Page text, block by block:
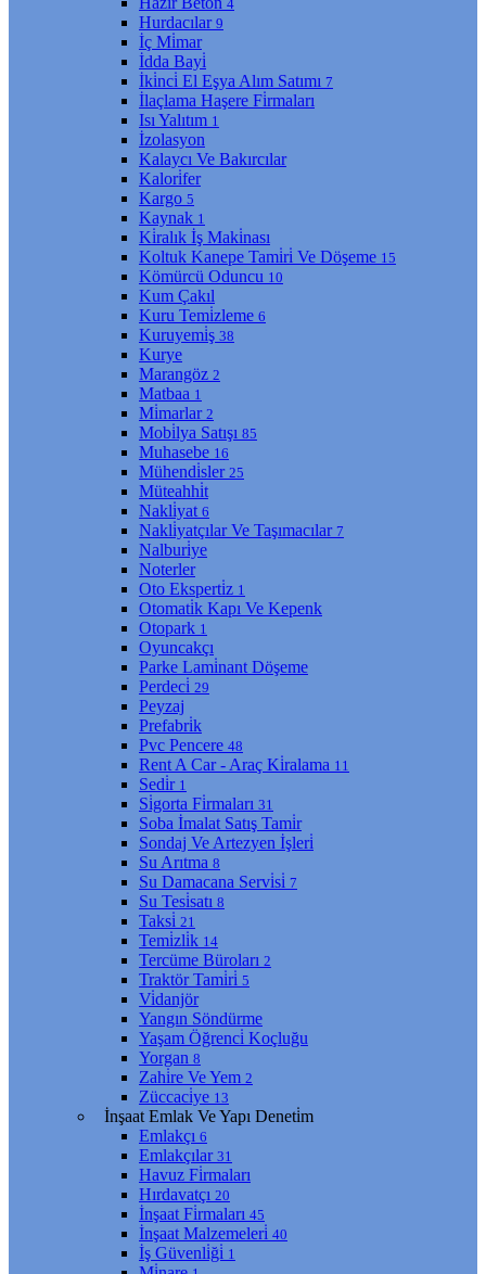
4
Hurdacılar 9
İç Mi̇mar
İdda Bayi̇
İki̇nci̇ El Eşya Alım Satımı 7
İlaçlama Haşere Fi̇rmaları
Isı Yalıtım 1
İzolasyon
Kalaycı Ve Bakırcılar
Kalori̇fer
Kargo 5
Kaynak 1
Ki̇ralık İş Maki̇nası
Koltuk Kanepe Tami̇ri̇ Ve Döşeme 15
Kömürcü Oduncu 10
Kum Çakıl
Kuru Temi̇zleme 6
Kuruyemi̇ş 38
Kurye
Marangöz 2
Matbaa 1
Mi̇marlar 2
Mobi̇lya Satışı 85
Muhasebe 16
Mühendi̇sler 25
Müteahhi̇t
Nakli̇yat 6
Nakli̇yatçılar Ve Taşımacılar 7
Nalburi̇ye
Noterler
Oto Eksperti̇z 1
Otomati̇k Kapı Ve Kepenk
Otopark 1
Oyuncakçı
Parke Lami̇nant Döşeme
Perdeci̇ 29
Peyzaj
Prefabri̇k
Pvc Pencere 48
Rent A Car - Araç Ki̇ralama 11
Sedi̇r 1
Si̇gorta Fi̇rmaları 31
Soba İmalat Satış Tami̇r
Sondaj Ve Artezyen İşleri̇
Su Arıtma 8
Su Damacana Servi̇si̇ 7
Su Tesi̇satı 8
Taksi̇ 21
Temi̇zli̇k 14
Tercüme Büroları 2
Traktör Tami̇ri̇ 5
Vi̇danjör
Yangın Söndürme
Yaşam Öğrenci̇ Koçluğu
Yorgan 8
Zahi̇re Ve Yem 2
Züccaci̇ye 13
İnşaat Emlak Ve Yapı Deneti̇m
Emlakçı 6
Emlakçılar 31
Havuz Fi̇rmaları
Hırdavatçı 20
İnşaat Fi̇rmaları 45
İnşaat Malzemeleri̇ 40
İş Güvenli̇ği̇ 1